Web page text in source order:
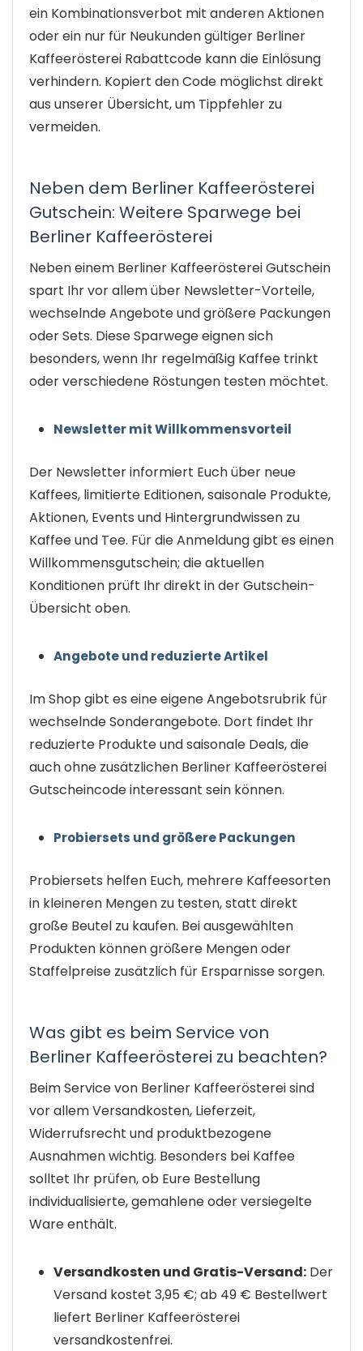
ein Kombinationsverbot mit anderen Aktionen
oder ein nur für Neukunden gültiger Berliner
Kaffeerösterei Rabattcode kann die Einlösung
verhindern. Kopiert den Code möglichst direkt
aus unserer Übersicht, um Tippfehler zu
vermeiden.
Neben dem Berliner Kaffeerösterei
Gutschein: Weitere Sparwege bei
Berliner Kaffeerösterei
Neben einem Berliner Kaffeerösterei Gutschein
spart Ihr vor allem über Newsletter-Vorteile,
wechselnde Angebote und größere Packungen
oder Sets. Diese Sparwege eignen sich
besonders, wenn Ihr regelmäßig Kaffee trinkt
oder verschiedene Röstungen testen möchtet.
Newsletter mit Willkommensvorteil
Der Newsletter informiert Euch über neue
Kaffees, limitierte Editionen, saisonale Produkte,
Aktionen, Events und Hintergrundwissen zu
Kaffee und Tee. Für die Anmeldung gibt es einen
Willkommensgutschein; die aktuellen
Konditionen prüft Ihr direkt in der Gutschein-
Übersicht oben.
Angebote und reduzierte Artikel
Im Shop gibt es eine eigene Angebotsrubrik für
wechselnde Sonderangebote. Dort findet Ihr
reduzierte Produkte und saisonale Deals, die
auch ohne zusätzlichen Berliner Kaffeerösterei
Gutscheincode interessant sein können.
Probiersets und größere Packungen
Probiersets helfen Euch, mehrere Kaffeesorten
in kleineren Mengen zu testen, statt direkt
große Beutel zu kaufen. Bei ausgewählten
Produkten können größere Mengen oder
Staffelpreise zusätzlich für Ersparnisse sorgen.
Was gibt es beim Service von
Berliner Kaffeerösterei zu beachten?
Beim Service von Berliner Kaffeerösterei sind
vor allem Versandkosten, Lieferzeit,
Widerrufsrecht und produktbezogene
Ausnahmen wichtig. Besonders bei Kaffee
solltet Ihr prüfen, ob Eure Bestellung
individualisierte, gemahlene oder versiegelte
Ware enthält.
Versandkosten und Gratis-Versand: Der
Versand kostet 3,95 €; ab 49 € Bestellwert
liefert Berliner Kaffeerösterei
versandkostenfrei.